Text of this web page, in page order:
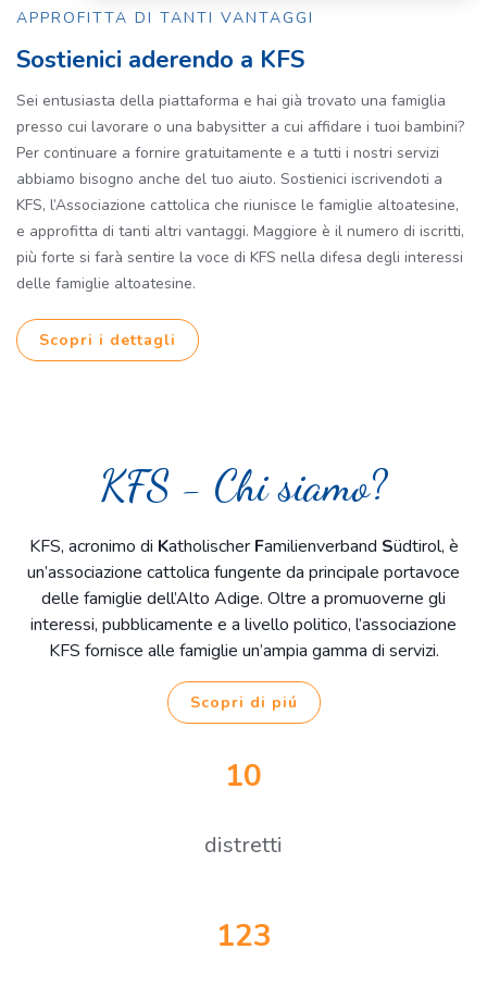
APPROFITTA DI TANTI VANTAGGI
Sostienici aderendo a KFS
Sei entusiasta della piattaforma e hai già trovato una famiglia
presso cui lavorare o una babysitter a cui affidare i tuoi bambini?
Per continuare a fornire gratuitamente e a tutti i nostri servizi
abbiamo bisogno anche del tuo aiuto. Sostienici iscrivendoti a
KFS, l’Associazione cattolica che riunisce le famiglie altoatesine,
e approfitta di tanti altri vantaggi. Maggiore è il numero di iscritti,
più forte si farà sentire la voce di KFS nella difesa degli interessi
delle famiglie altoatesine.
Scopri i dettagli
KFS - Chi siamo?
KFS, acronimo di Katholischer Familienverband Südtirol, è
un’associazione cattolica fungente da principale portavoce
delle famiglie dell’Alto Adige. Oltre a promuoverne gli
interessi, pubblicamente e a livello politico, l’associazione
KFS fornisce alle famiglie un’ampia gamma di servizi.
Scopri di piú
10
distretti
123